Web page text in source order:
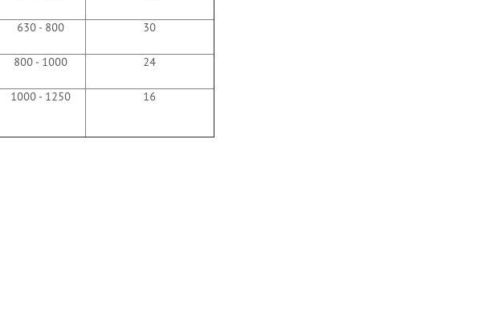
630 - 800 30
800 - 1000 24
1000 - 1250 16